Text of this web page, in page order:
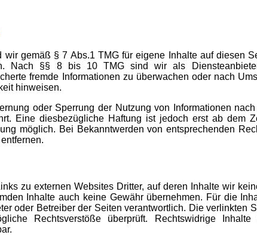
wir gemäß § 7 Abs.1 TMG für eigene Inhalte auf diesen
Nach §§ 8 bis 10 TMG sind wir als
fremde Informationen zu überwachen oder nach
hinweisen.
oder Sperrung der Nutzung von Informationen
Eine diesbezügliche Haftung ist jedoch erst ab dem
möglich. Bei Bekanntwerden von entsprechenden
zu externen Websites Dritter, auf deren Inhalte wir
Inhalte auch keine Gewähr übernehmen. Für die
oder Betreiber der Seiten verantwortlich. Die verlinkten
Rechtsverstöße überprüft. Rechtswidrige